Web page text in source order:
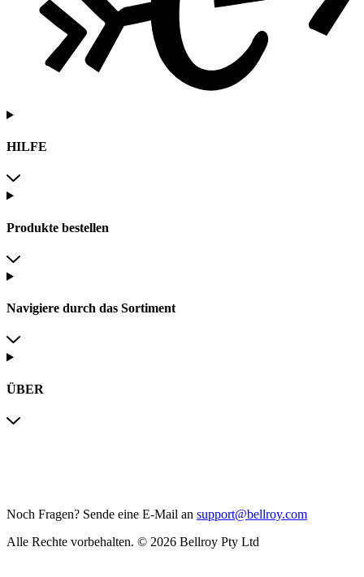
HILFE
Produkte bestellen
Navigiere durch das Sortiment
ÜBER
Noch Fragen? Sende eine E-Mail an support@bellroy.com
Alle Rechte vorbehalten. © 2026 Bellroy Pty Ltd